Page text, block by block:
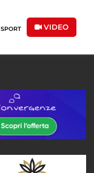
SPORT VIDEO